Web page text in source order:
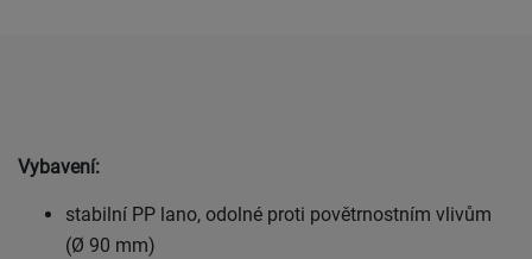
Vybavení:
stabilní PP lano, odolné proti povětrnostním vlivům
(Ø 90 mm)